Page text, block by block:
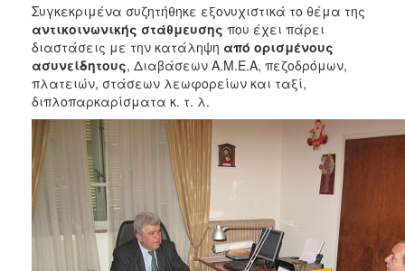
2006
ΔΗΜΟΤΗΣ
ΕΠΙΣΚΕΠΤΗΣ
ΗΡΑΚΛΕΙΟ
Συγκεκριμένα συζητήθηκε εξονυχιστικά το θέμα της
αντικοινωνικής στάθμευσης που έχει πάρει
διαστάσεις με την κατάληψη από ορισμένους
ασυνείδητους, Διαβάσεων Α.Μ.Ε.Α, πεζοδρόμων,
πλατειών, στάσεων λεωφορείων και ταξί,
διπλοπαρκαρίσματα κ. τ. λ.